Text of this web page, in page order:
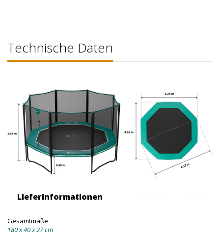
Technische Daten
Lieferinformationen
Gesamtmaße
180 x 40 x 27 cm